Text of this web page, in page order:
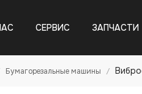
СЕРВИС ЗАПЧАСТИ
Бумагорезальные машины